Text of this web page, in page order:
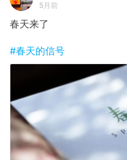
5月前
春天来了
#春天的信号